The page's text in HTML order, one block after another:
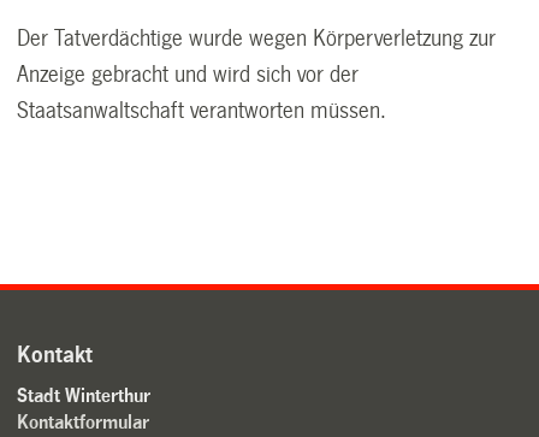
Der Tatverdächtige wurde wegen Körperverletzung zur
Anzeige gebracht und wird sich vor der
Staatsanwaltschaft verantworten müssen.
Kontakt
Stadt Winterthur
Kontaktformular